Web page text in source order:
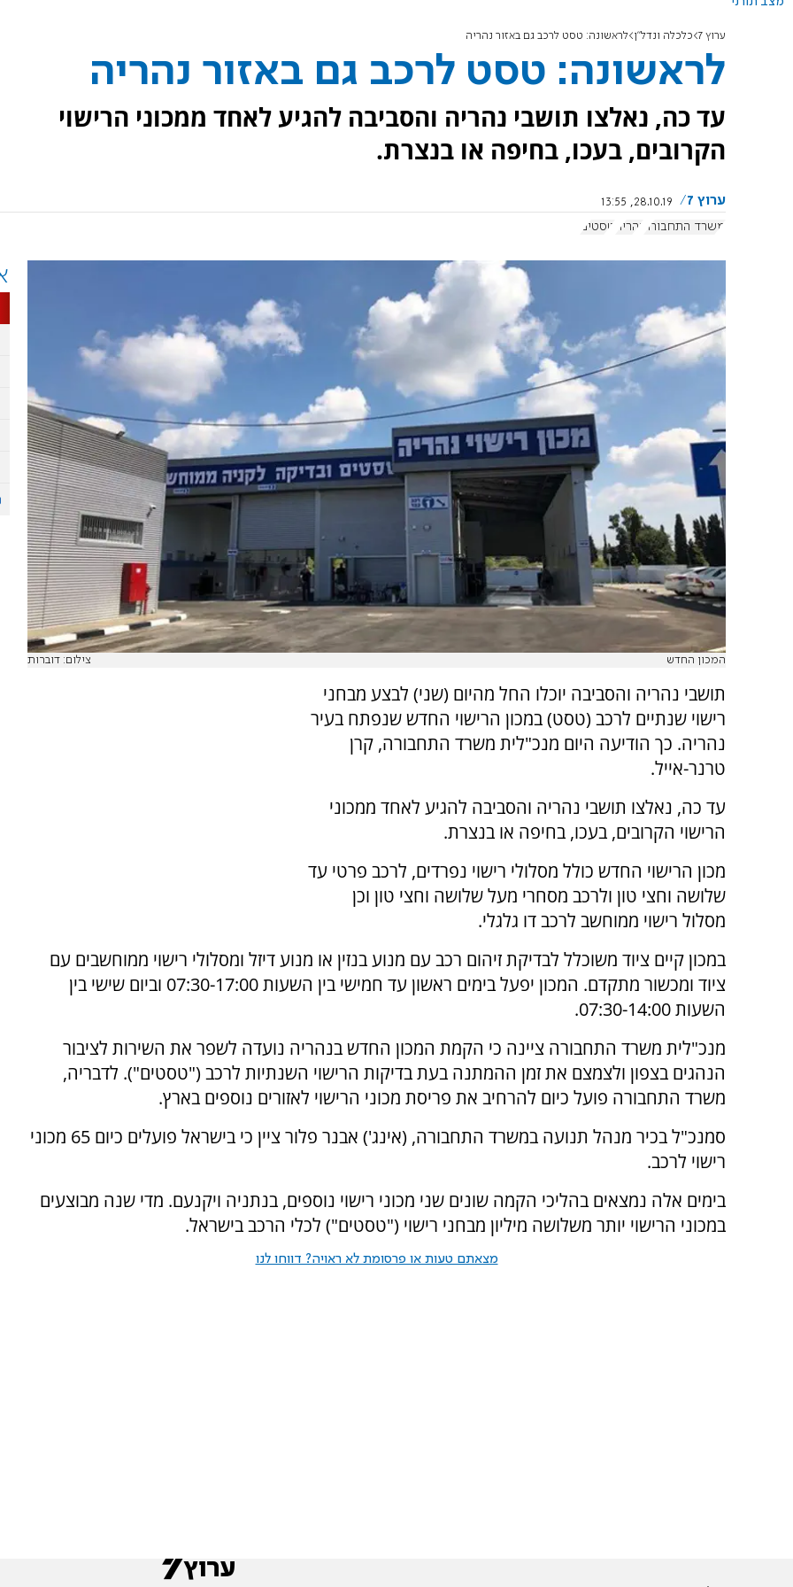
ערוץ 7 כלכלה ונדל"ן לראשונה: טסט לרכב גם באזור נהריה
לראשונה: טסט לרכב גם באזור נהריה
עד כה, נאלצו תושבי נהריה והסביבה להגיע לאחד ממכוני הרישוי
הקרובים, בעכו, בחיפה או בנצרת.
ערוץ 7
28.10.19, 13:55
משרד התחבורה
נהריה טסטים
המכון החדש צילום: דוברות
תושבי נהריה והסביבה יוכלו החל מהיום (שני) לבצע מבחני
רישוי שנתיים לרכב (טסט) במכון הרישוי החדש שנפתח בעיר
נהריה. כך הודיעה היום מנכ"לית משרד התחבורה, קרן
טרנר-אייל.
עד כה, נאלצו תושבי נהריה והסביבה להגיע לאחד ממכוני
הרישוי הקרובים, בעכו, בחיפה או בנצרת.
מכון הרישוי החדש כולל מסלולי רישוי נפרדים, לרכב פרטי עד
שלושה וחצי טון ולרכב מסחרי מעל שלושה וחצי טון וכן
מסלול רישוי ממוחשב לרכב דו גלגלי.
במכון קיים ציוד משוכלל לבדיקת זיהום רכב עם מנוע בנזין או מנוע דיזל ומסלולי רישוי ממוחשבים עם
ציוד ומכשור מתקדם. המכון יפעל בימים ראשון עד חמישי בין השעות 07:30-17:00 וביום שישי בין
השעות 07:30-14:00.
מנכ"לית משרד התחבורה ציינה כי הקמת המכון החדש בנהריה נועדה לשפר את השירות לציבור
הנהגים בצפון ולצמצם את זמן ההמתנה בעת בדיקות הרישוי השנתיות לרכב ("טסטים"). לדבריה,
משרד התחבורה פועל כיום להרחיב את פריסת מכוני הרישוי לאזורים נוספים בארץ.
סמנכ"ל בכיר מנהל תנועה במשרד התחבורה, (אינג') אבנר פלור ציין כי בישראל פועלים כיום 65 מכוני
רישוי לרכב.
בימים אלה נמצאים בהליכי הקמה שונים שני מכוני רישוי נוספים, בנתניה ויקנעם. מדי שנה מבוצעים
במכוני הרישוי יותר משלושה מיליון מבחני רישוי ("טסטים") לכלי הרכב בישראל.
מצאתם טעות או פרסומת לא ראויה? דווחו לנו